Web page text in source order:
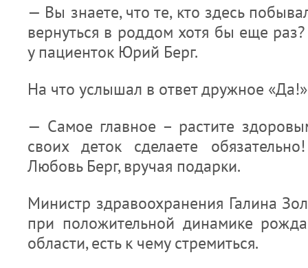
— Вы знаете, что те, кто здесь
вернуться в роддом хотя бы еще
у пациенток Юрий Берг.
На что услышал в ответ дружное
— Самое главное – растите
своих деток сделаете
Любовь Берг, вручая подарки.
Министр здравоохранения Галина
при положительной динамике
области, есть к чему стремиться.